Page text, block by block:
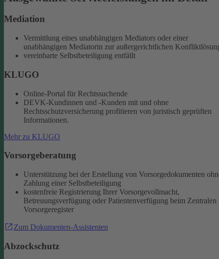
Mediation
Vermittlung eines unabhängigen Mediators oder einer
unabhängigen Mediatorin zur außergerichtlichen
vereinbarte Selbstbeteiligung entfällt
KLUGO
Online-Portal für Rechtssuchende
DEVK-Kundinnen und -Kunden mit und ohne
Rechtsschutzversicherung profitieren von juristisch geprüften
Informationen.
Mehr zu KLUGO
Vorsorgeberatung
Unterstützung bei der Erstellung von Vorsorgedokumenten
Zahlung einer Selbstbeteiligung
kostenfreie Registrierung Ihrer Vorsorgevollmacht,
Betreuungsverfügung oder Patientenverfügung beim Zentralen
Vorsorgeregister
Zum Dokumenten-Assistenten
Abzockschutz